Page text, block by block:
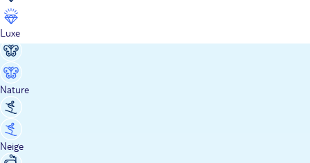
Luxe
Nature
Neige